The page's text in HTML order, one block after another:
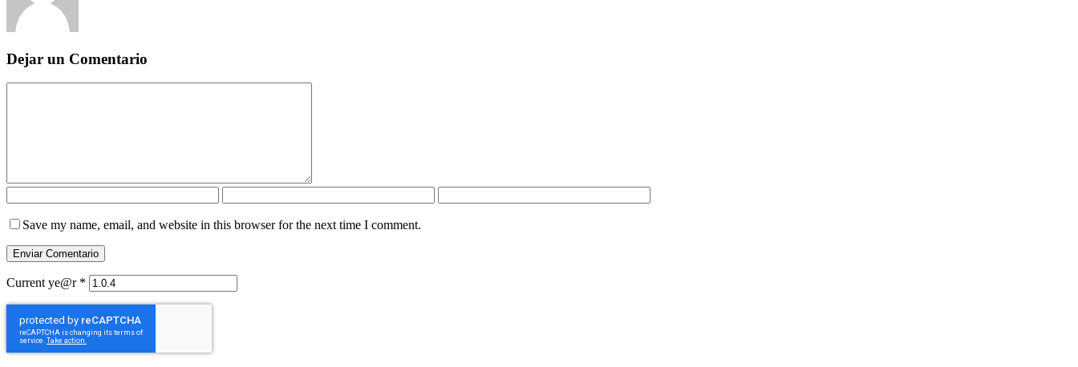
Dejar un Comentario
Save my name, email, and website in this browser for the next time I comment.
Current ye@r *